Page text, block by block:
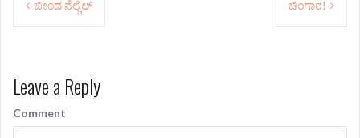
t
n
ಬೀಂದ ನೆಲ್ಚಿಲ್ ಚಿಂಗಾರ!
Leave a Reply
Comment